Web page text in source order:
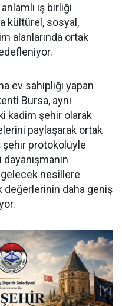
iş birliği
kültürel, sosyal,
alanlarında ortak
ev sahipliği yapan
Bursa, aynı
kadim şehir olarak
paylaşarak ortak
şehir protokolüyle
nesillere
değerlerinin daha geniş